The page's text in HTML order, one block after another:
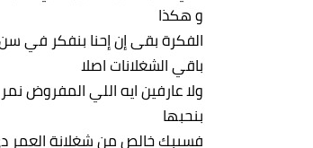
و هكذا
الفكرة بقى إن إحنا بنفكر في
باقي الشغلانات اصلا
ولا عارفين ايه اللي المفروض
بنحبها
فسيبك خالص من شغلانة العمر